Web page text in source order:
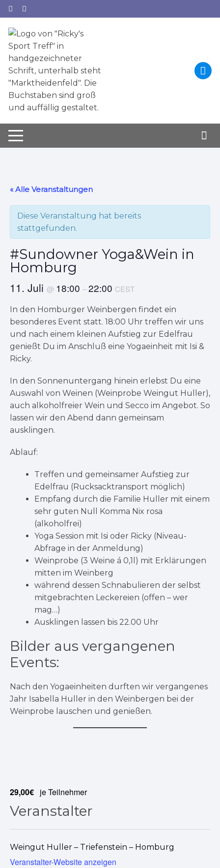
Zum
Inhalt
springen
« Alle Veranstaltungen
Diese Veranstaltung hat bereits
stattgefunden.
#Sundowner Yoga&Wein in
Homburg
11. Juli @ 18:00 –22:00 CEST
In den Homburger Weinbergen findet ein
besonderes Event statt. 18:00 Uhr treffen wir uns
und nach einem kleinen Aufstieg zur Edelfrau
genießt Du im Anschluß eine Yogaeinheit mit Isi &
Ricky.
In den Sonnenuntergang hinein erlebst Du eine
Auswahl von Weinen (Weinprobe Weingut Huller),
auch alkoholfreier Wein und Secco im Angebot. So
lassen wir den Abend dann gemeinsam
ausklingen.
Ablauf:
Treffen und gemeinsamer Aufstieg zur
Edelfrau (Rucksacktransport möglich)
Empfang durch die Familie Huller mit einem
sehr guten Null Komma Nix rosa
(alkoholfrei)
Yoga Session mit Isi oder Ricky (Niveau-
Abfrage in der Anmeldung)
Weinprobe (3 Weine á 0,1l) mit Erklärungen
mitten im Weinberg
während dessen Schnabulieren der selbst
mitgebrachten Leckereien (offen – wer
mag…)
Ausklingen lassen bis 22.00 Uhr
Bilder aus vergangenen
Events:
Nach den Yogaeinheiten durften wir vergangenes
Jahr Isabella Huller in den Weinbergen bei der
Weinprobe lauschen und genießen.
29,00€ je Teilnehmer
Veranstalter
Weingut Huller – Triefenstein – Homburg
Veranstalter-Website anzeigen